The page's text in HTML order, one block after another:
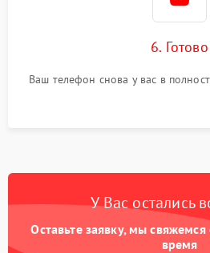
6. Готово
Ваш телефон снова у вас в
У Вас остались
Оставьте заявку, мы
время